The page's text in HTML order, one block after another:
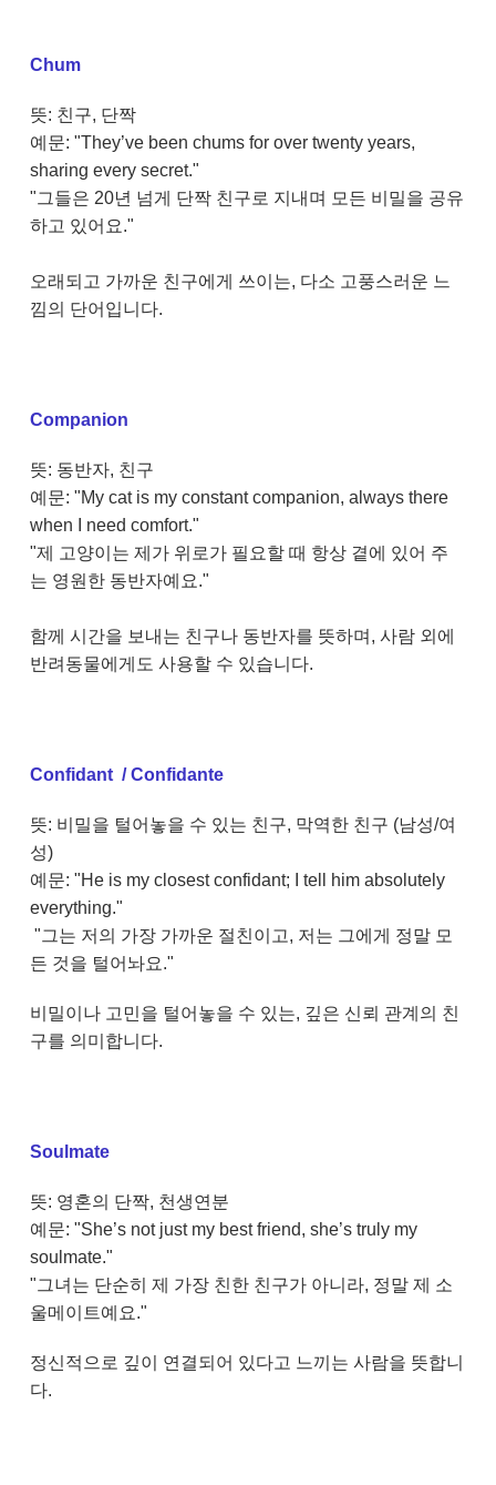
Chum
뜻: 친구, 단짝
예문: "They’ve been chums for over twenty years,
sharing every secret."
"그들은 20년 넘게 단짝 친구로 지내며 모든 비밀을 공유
하고 있어요."
오래되고 가까운 친구에게 쓰이는, 다소 고풍스러운 느
낌의 단어입니다.
Companion
뜻: 동반자, 친구
예문: "My cat is my constant companion, always there
when I need comfort."
"제 고양이는 제가 위로가 필요할 때 항상 곁에 있어 주
는 영원한 동반자예요."
함께 시간을 보내는 친구나 동반자를 뜻하며, 사람 외에
반려동물에게도 사용할 수 있습니다.
Confidant / Confidante
뜻: 비밀을 털어놓을 수 있는 친구, 막역한 친구 (남성/여
성)
예문: "He is my closest confidant; I tell him absolutely
everything."
"그는 저의 가장 가까운 절친이고, 저는 그에게 정말 모
든 것을 털어놔요."
비밀이나 고민을 털어놓을 수 있는, 깊은 신뢰 관계의 친
구를 의미합니다.
Soulmate
뜻: 영혼의 단짝, 천생연분
예문: "She’s not just my best friend, she’s truly my
soulmate."
"그녀는 단순히 제 가장 친한 친구가 아니라, 정말 제 소
울메이트예요."
정신적으로 깊이 연결되어 있다고 느끼는 사람을 뜻합니
다.